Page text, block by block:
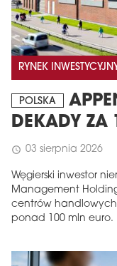
RYNEK
POLSKA
DEKADY ZA
schedule 03 sierpnia 2026
Węgierski inwestor
Management
centrów handlowych
ponad 100 mln euro.